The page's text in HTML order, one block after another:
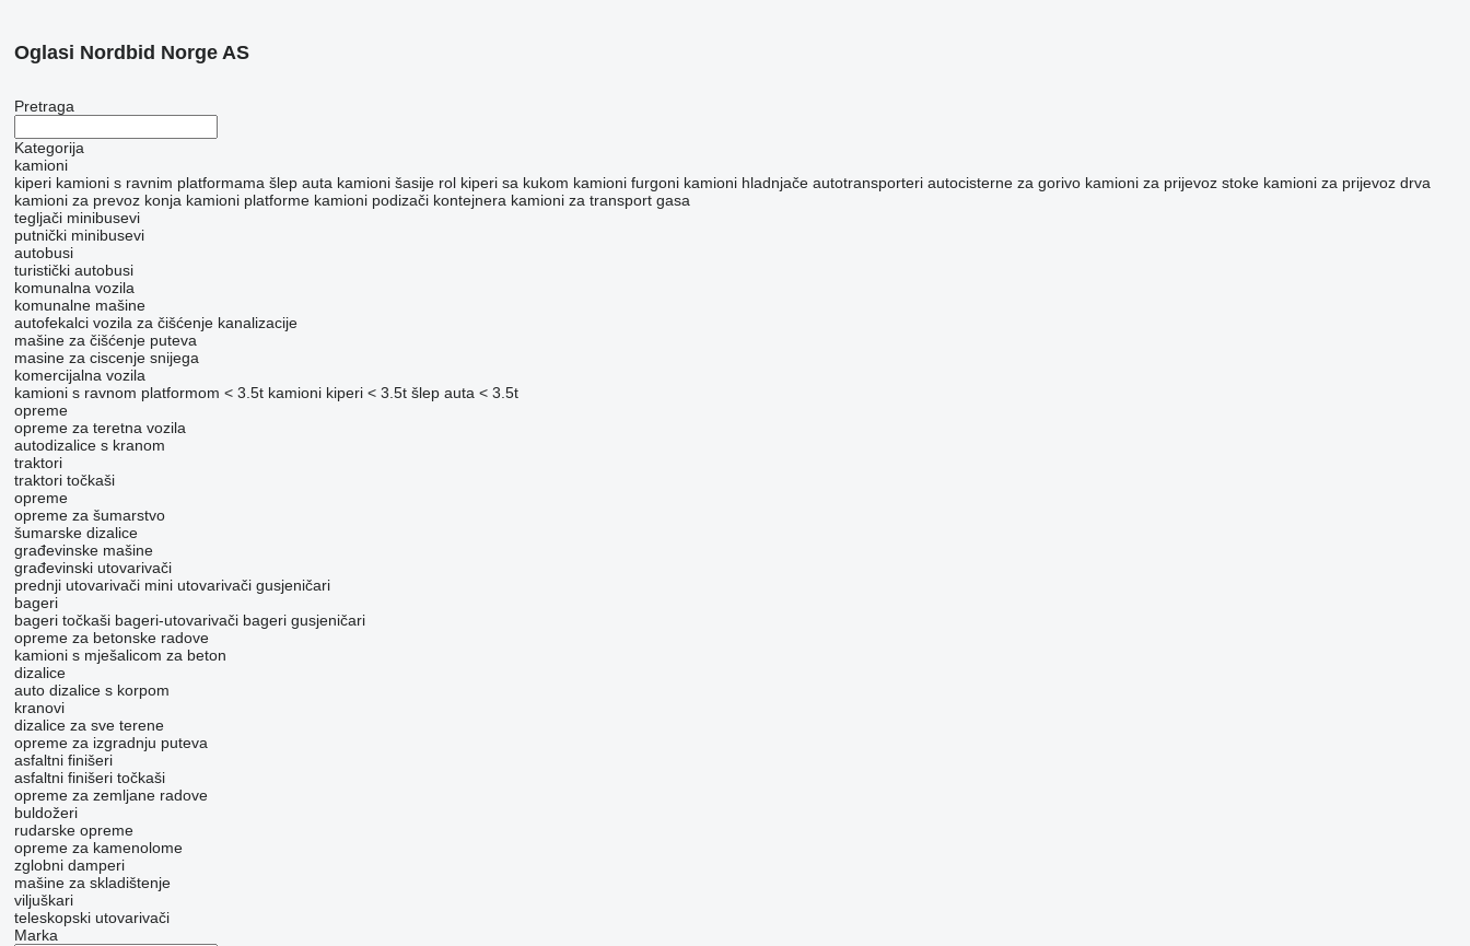
Oglasi Nordbid Norge AS
Pretraga
Kategorija
kamioni
kiperi kamioni s ravnim platformama šlep auta kamioni šasije rol kiperi sa kukom kamioni furgoni kamioni hladnjače autotransporteri autocisterne za gorivo kamioni za prijevoz stoke kamioni za prijevoz drva
kamioni za prevoz konja kamioni platforme kamioni podizači kontejnera kamioni za transport gasa
tegljači minibusevi
putnički minibusevi
autobusi
turistički autobusi
komunalna vozila
komunalne mašine
autofekalci vozila za čišćenje kanalizacije
mašine za čišćenje puteva
masine za ciscenje snijega
komercijalna vozila
kamioni s ravnom platformom < 3.5t kamioni kiperi < 3.5t šlep auta < 3.5t
opreme
оpremе za teretna vozila
autodizalice s kranom
traktori
traktori točkaši
opreme
opreme za šumarstvo
šumarske dizalice
građevinske mašine
građevinski utovarivači
prednji utovarivači mini utovarivači gusjeničari
bageri
bageri točkaši bageri-utovarivači bageri gusjeničari
opreme za betonske radove
kamioni s mješalicom za beton
dizalice
auto dizalice s korpom
kranovi
dizalice za sve terene
opreme za izgradnju puteva
asfaltni finišeri
asfaltni finišeri točkaši
opreme za zemljane radove
buldožeri
rudarske opreme
opreme za kamenolome
zglobni damperi
mašine za skladištenje
viljuškari
teleskopski utovarivači
Marka